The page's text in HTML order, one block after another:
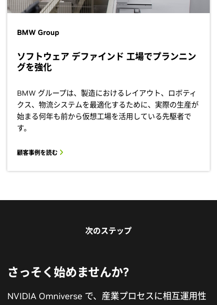
BMW Group
ソフトウェア デファインド 工場でプランニン
グを強化
BMW グループは、製造におけるレイアウト、ロボティ
クス、物流システムを最適化するために、実際の生産が
始まる何年も前から仮想工場を活用している先駆者で
す。
顧客事例を読む
開発プロセスに直接適用することができます。
トレーニングを始める
次のステップ
さっそく始めませんか?
NVIDIA Omniverse で、産業プロセスに相互運用性